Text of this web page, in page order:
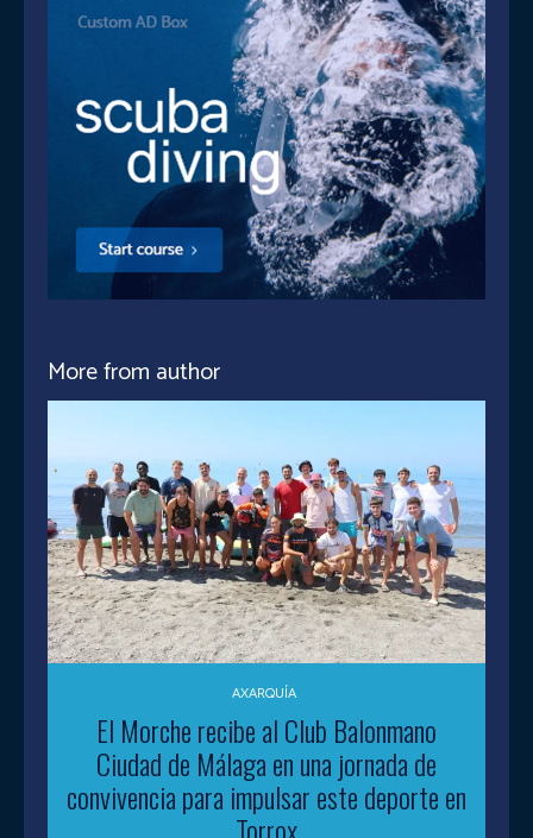
More from author
AXARQUÍA
El Morche recibe al Club Balonmano
Ciudad de Málaga en una jornada de
convivencia para impulsar este deporte en